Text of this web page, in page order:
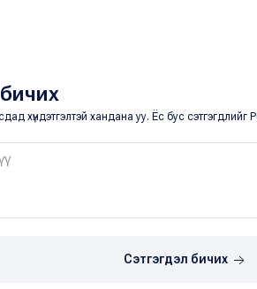
хүндэтгэлтэй хандана уу. Ёс бус сэтгэгдлийг
Сэтгэгдэл бичих